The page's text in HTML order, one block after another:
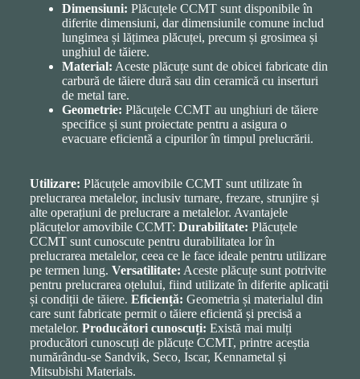
Dimensiuni: Plăcuțele CCMT sunt disponibile în
diferite dimensiuni, dar dimensiunile comune includ
lungimea și lățimea plăcuței, precum și grosimea și
unghiul de tăiere.
Material: Aceste plăcuțe sunt de obicei fabricate din
carbură de tăiere dură sau din ceramică cu inserturi
de metal tare.
Geometrie: Plăcuțele CCMT au unghiuri de tăiere
specifice și sunt proiectate pentru a asigura o
evacuare eficientă a cipurilor în timpul prelucrării.
Utilizare: Plăcuțele amovibile CCMT sunt utilizate în
prelucrarea metalelor, inclusiv turnare, frezare, strunjire și
alte operațiuni de prelucrare a metalelor. Avantajele
plăcuțelor amovibile CCMT: Durabilitate: Plăcuțele
CCMT sunt cunoscute pentru durabilitatea lor în
prelucrarea metalelor, ceea ce le face ideale pentru utilizare
pe termen lung. Versatilitate: Aceste plăcuțe sunt potrivite
pentru prelucrarea oțelului, fiind utilizate în diferite aplicații
și condiții de tăiere. Eficiență: Geometria și materialul din
care sunt fabricate permit o tăiere eficientă și precisă a
metalelor. Producători cunoscuți: Există mai mulți
producători cunoscuți de plăcuțe CCMT, printre aceștia
numărându-se Sandvik, Seco, Iscar, Kennametal și
Mitsubishi Materials.